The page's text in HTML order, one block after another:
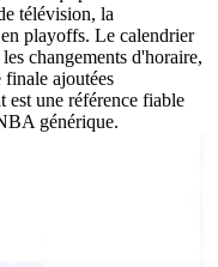
télévision, la
playoffs. Le calendrier
changements d'horaire,
finale ajoutées
est une référence fiable
générique.